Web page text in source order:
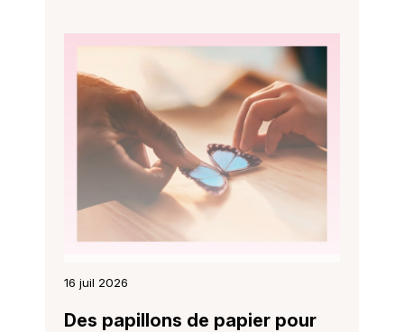
un
famille
16 juil 2026
Des papillons de papier pour